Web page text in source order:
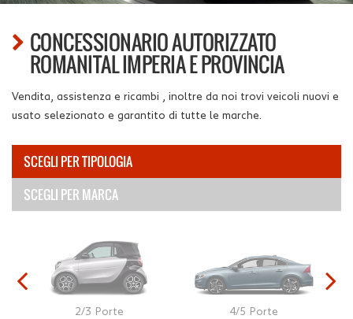
ASSISTENZA
CONTATTI
NEWS
AREA COMMERCIANTI
CONCESSIONARIO AUTORIZZATO
ROMANITAL IMPERIA E PROVINCIA
Vendita, assistenza e ricambi , inoltre da noi trovi veicoli nuovi e
usato selezionato e garantito di tutte le marche.
SCEGLI PER TIPOLOGIA
SCEGLI PER MARCA
2/3 Porte 4/5 Porte